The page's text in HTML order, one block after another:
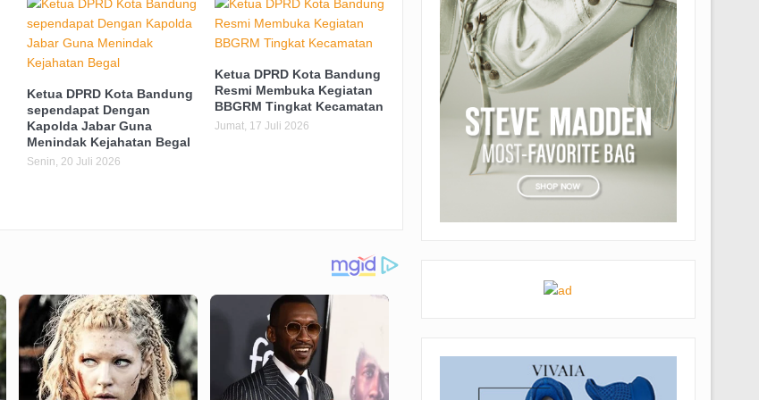
Ketua DPRD Kota Bandung
sependapat Dengan
Kapolda Jabar Guna
Menindak Kejahatan Begal
Senin, 20 Juli 2026
Ketua DPRD Kota Bandung
Resmi Membuka Kegiatan
BBGRM Tingkat Kecamatan
Jumat, 17 Juli 2026